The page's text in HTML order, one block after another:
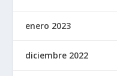
enero 2023
diciembre 2022